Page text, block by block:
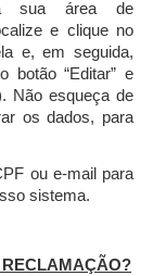
sua área de
e clique no
e, em seguida,
botão “Editar” e
Não esqueça de
os dados, para
ou e-mail para
sistema.